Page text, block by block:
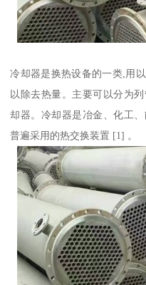
冷却器是换热设备的一类,用
以除去热量。主要可以分为
却器。冷却器是冶金、化工
普遍采用的热交换装置 [1] 。